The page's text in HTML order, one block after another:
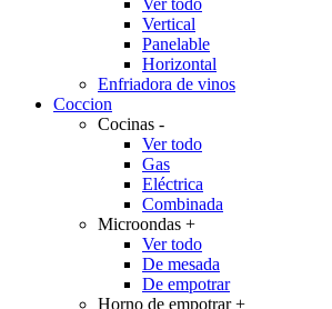
Ver todo
Vertical
Panelable
Horizontal
Enfriadora de vinos
Coccion
Cocinas -
Ver todo
Gas
Eléctrica
Combinada
Microondas +
Ver todo
De mesada
De empotrar
Horno de empotrar+